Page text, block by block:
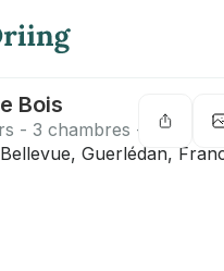
Bois
- 3 chambres - 3 lits - 3
Guerlédan,